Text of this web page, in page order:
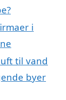
i
til vand
byer